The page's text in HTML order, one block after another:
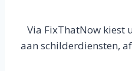
Via FixThatNow kiest
aan schilderdiensten,